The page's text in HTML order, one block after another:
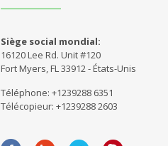
Siège social mondial:
16120 Lee Rd. Unit #120
Fort Myers, FL 33912 - États-Unis
Téléphone: +1239288 6351
Télécopieur: +1239288 2603